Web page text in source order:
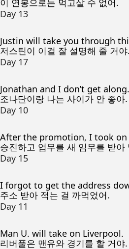
이 연봉으로는 먹고살 수 없어.
Day 13
Justin will take you through
저스틴이 이걸 잘 설명해 줄 거야.
Day 17
Jonathan and I don’t get along.
조나단이랑 나는 사이가 안 좋아.
Day 10
After the promotion, I took on
승진하고 업무를 새 임무를 받아
Day 15
I forgot to get the address
주소 받아 적는 걸 까먹었어.
Day 11
Man U. will take on Liverpool.
리버풀은 맨유와 경기를 할 거야.